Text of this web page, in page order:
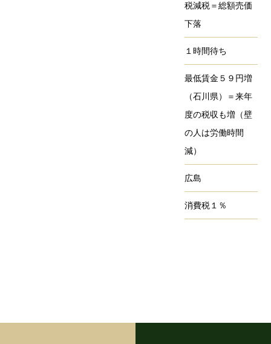
税減税＝総額売価
下落
１時間待ち
最低賃金５９円増
（石川県）＝来年
度の税収も増（壁
の人は労働時間
減）
広島
消費税１％